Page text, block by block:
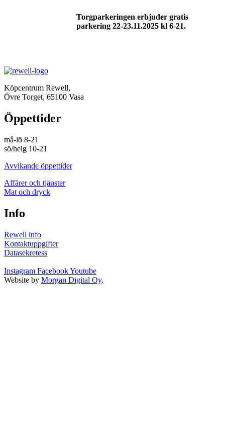
Torgparkeringen erbjuder gratis
parkering 22-23.11.2025 kl 6-21.
Köpcentrum Rewell,
Övre Torget, 65100 Vasa
Öppettider
må-lö 8-21
sö/helg 10-21
Avvikande öppettider
Affärer och tjänster
Mat och dryck
Info
Rewell info
Kontaktuppgifter
Datasekretess
Instagram FacebookYoutube
Website by Morgan Digital Oy.